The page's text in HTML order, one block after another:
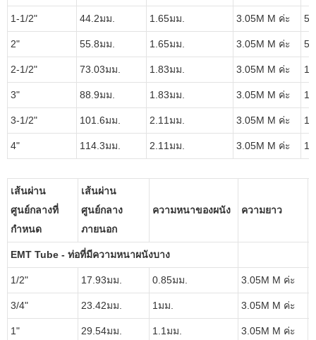
1-1/2" 44.2มม. 1.65มม. 3.05M M ค่ะ 5
2" 55.8มม. 1.65มม. 3.05M M ค่ะ 5
2-1/2" 73.03มม. 1.83มม. 3.05M M ค่ะ 1
3" 88.9มม. 1.83มม. 3.05M M ค่ะ 1
3-1/2" 101.6มม. 2.11มม. 3.05M M ค่ะ 1
4" 114.3มม. 2.11มม. 3.05M M ค่ะ 1
เส้นผ่าน
ศูนย์กลางที่
กำหนด
เส้นผ่าน
ศูนย์กลาง
ภายนอก
ความหนาของผนัง ความยาว
EMT Tube - ท่อที่มีความหนาผนังบาง
1/2" 17.93มม. 0.85มม. 3.05M M ค่ะ
3/4" 23.42มม. 1มม. 3.05M M ค่ะ
1" 29.54มม. 1.1มม. 3.05M M ค่ะ